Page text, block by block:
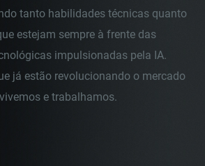
tanto habilidades técnicas quanto
estejam sempre à frente das
impulsionadas pela IA.
já estão revolucionando o mercado
e trabalhamos.